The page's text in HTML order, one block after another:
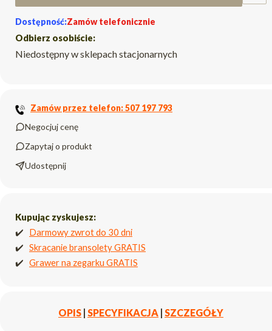
Dostępność:Zamów telefonicznie
Odbierz osobiście:
Niedostępny w sklepach stacjonarnych
Zamów przez telefon: 507 197 793
Negocjuj cenę
Zapytaj o produkt
Udostępnij
Kupując zyskujesz:
✔️ Darmowy zwrot do 30 dni
✔️ Skracanie bransolety GRATIS
✔️ Grawer na zegarku GRATIS
OPIS | SPECYFIKACJA | SZCZEGÓŁY